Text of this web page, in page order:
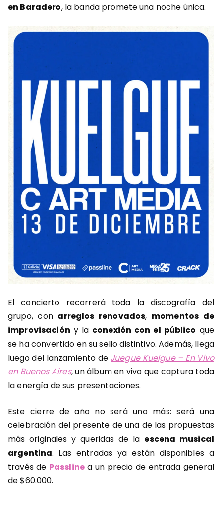
en Baradero, la banda promete una noche única.
El concierto recorrerá toda la discografía del
grupo, con arreglos renovados, momentos de
improvisación y la conexión con el público que
se ha convertido en su sello distintivo. Además, llega
luego del lanzamiento de Juegue Kuelgue – En Vivo
en Buenos Aires, un álbum en vivo que captura toda
la energía de sus presentaciones.
Este cierre de año no será uno más: será una
celebración del presente de una de las propuestas
más originales y queridas de la escena musical
argentina. Las entradas ya están disponibles a
través de Passline a un precio de entrada general
de $60.000.